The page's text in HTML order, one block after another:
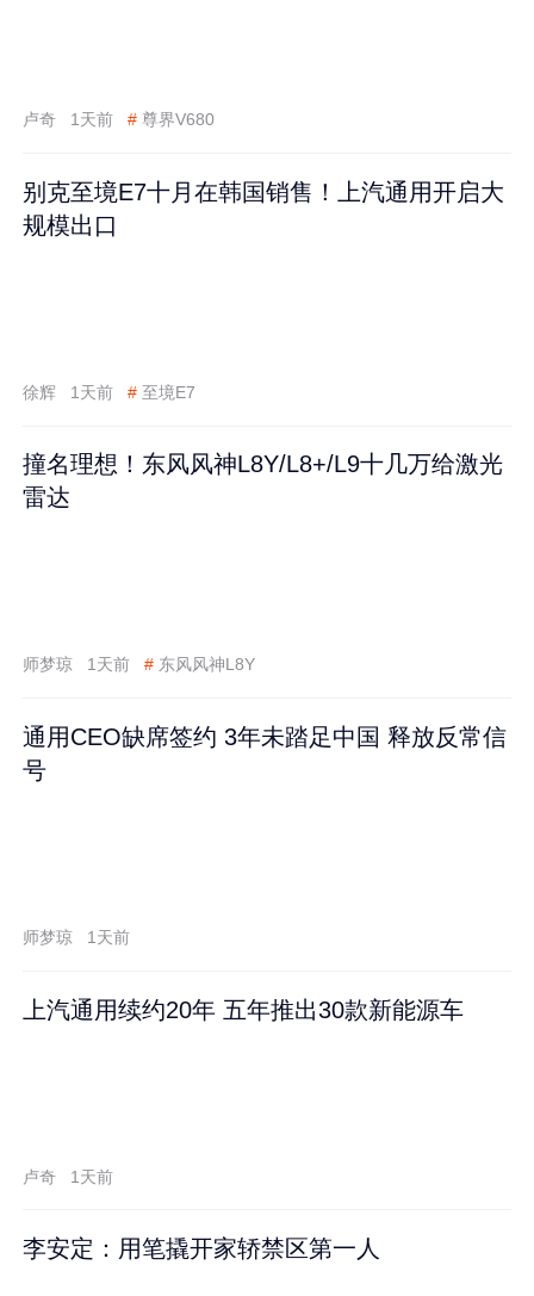
卢奇 1天前 # 尊界V680
别克至境E7十月在韩国销售！上汽通用开启大
规模出口
徐辉 1天前 # 至境E7
撞名理想！东风风神L8Y/L8+/L9十几万给激光
雷达
师梦琼 1天前 # 东风风神L8Y
通用CEO缺席签约 3年未踏足中国 释放反常信
号
师梦琼 1天前
上汽通用续约20年 五年推出30款新能源车
卢奇 1天前
李安定：用笔撬开家轿禁区第一人